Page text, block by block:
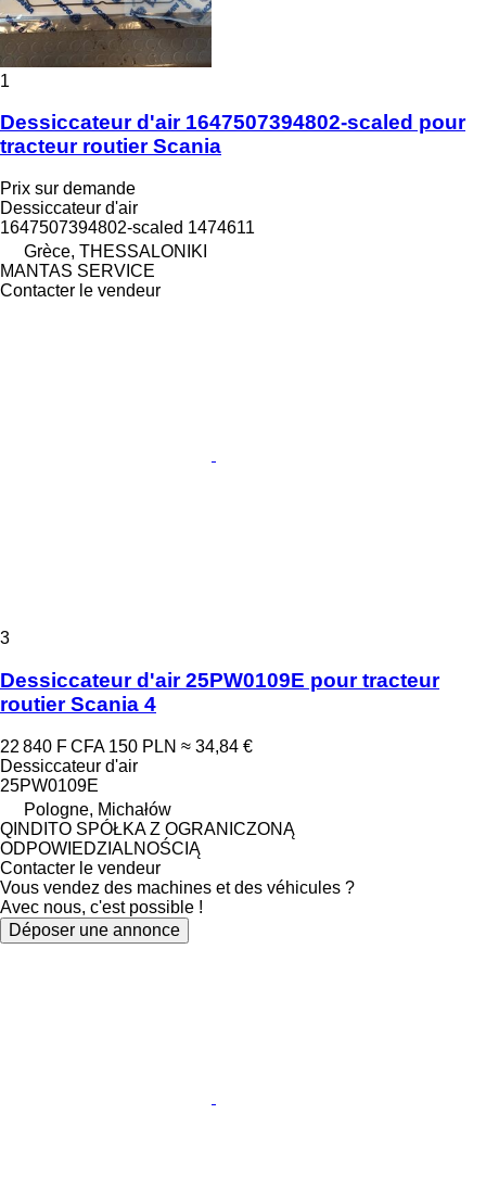
1
Dessiccateur d'air 1647507394802-scaled pour
tracteur routier Scania
Prix sur demande
Dessiccateur d'air
1647507394802-scaled 1474611
Grèce, THESSALONIKI
MANTAS SERVICE
Contacter le vendeur
3
Dessiccateur d'air 25PW0109E pour tracteur
routier Scania 4
22 840 F CFA 150 PLN ≈ 34,84 €
Dessiccateur d'air
25PW0109E
Pologne, Michałów
QINDITO SPÓŁKA Z OGRANICZONĄ
ODPOWIEDZIALNOŚCIĄ
Contacter le vendeur
Vous vendez des machines et des véhicules ?
Avec nous, c'est possible !
Déposer une annonce